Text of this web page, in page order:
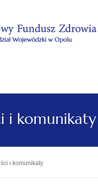
i komunikaty
i komunikaty